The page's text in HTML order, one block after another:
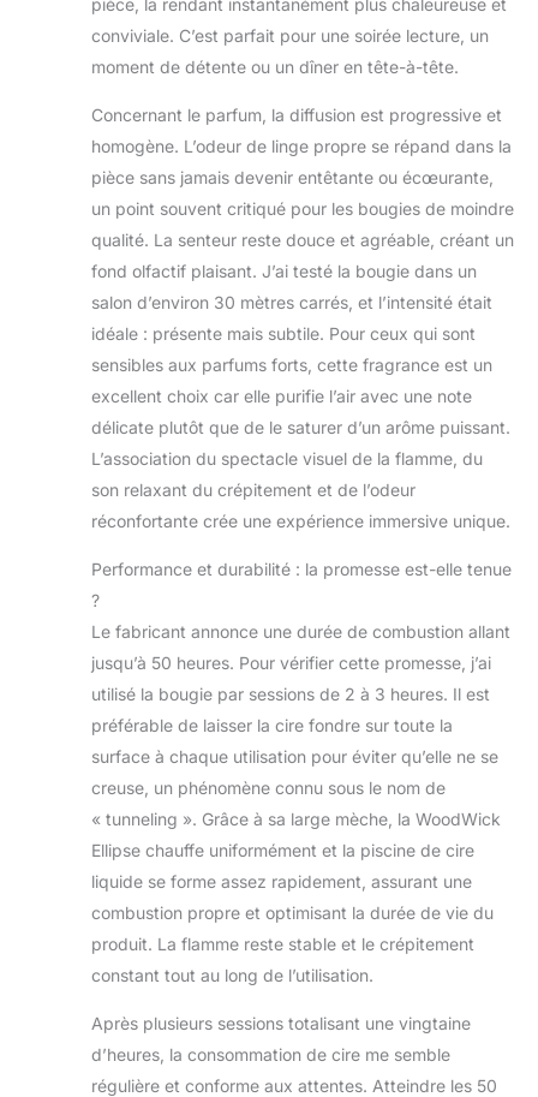
conviviale. C’est parfait pour une soirée lecture, un
moment de détente ou un dîner en tête-à-tête.
Concernant le parfum, la diffusion est progressive et
homogène. L’odeur de linge propre se répand dans la
pièce sans jamais devenir entêtante ou écœurante,
un point souvent critiqué pour les bougies de moindre
qualité. La senteur reste douce et agréable, créant un
fond olfactif plaisant. J’ai testé la bougie dans un
salon d’environ 30 mètres carrés, et l’intensité était
idéale : présente mais subtile. Pour ceux qui sont
sensibles aux parfums forts, cette fragrance est un
excellent choix car elle purifie l’air avec une note
délicate plutôt que de le saturer d’un arôme puissant.
L’association du spectacle visuel de la flamme, du
son relaxant du crépitement et de l’odeur
réconfortante crée une expérience immersive unique.
Performance et durabilité : la promesse est-elle tenue
?
Le fabricant annonce une durée de combustion allant
jusqu’à 50 heures. Pour vérifier cette promesse, j’ai
utilisé la bougie par sessions de 2 à 3 heures. Il est
préférable de laisser la cire fondre sur toute la
surface à chaque utilisation pour éviter qu’elle ne se
creuse, un phénomène connu sous le nom de
« tunneling ». Grâce à sa large mèche, la WoodWick
Ellipse chauffe uniformément et la piscine de cire
liquide se forme assez rapidement, assurant une
combustion propre et optimisant la durée de vie du
produit. La flamme reste stable et le crépitement
constant tout au long de l’utilisation.
Après plusieurs sessions totalisant une vingtaine
d’heures, la consommation de cire me semble
régulière et conforme aux attentes. Atteindre les 50